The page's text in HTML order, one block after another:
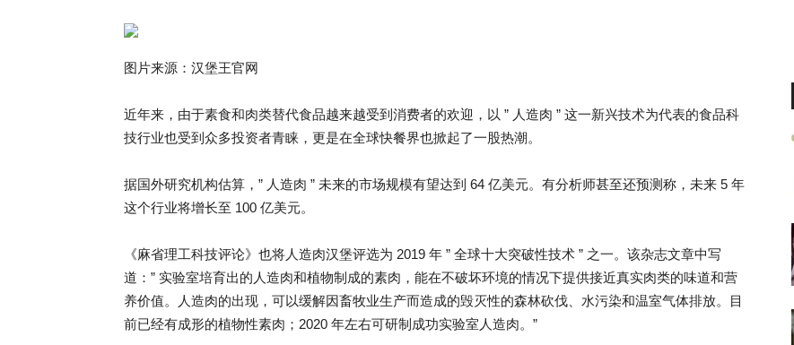
图片来源：汉堡王官网
近年来，由于素食和肉类替代食品越来越受到消费者的欢迎，以 ” 人造肉 ” 这一新兴技术为代表的食品科
技行业也受到众多投资者青睐，更是在全球快餐界也掀起了一股热潮。
据国外研究机构估算，” 人造肉 ” 未来的市场规模有望达到 64 亿美元。有分析师甚至还预测称，未来 5 年
这个行业将增长至 100 亿美元。
《麻省理工科技评论》也将人造肉汉堡评选为 2019 年 ” 全球十大突破性技术 ” 之一。该杂志文章中写
道：” 实验室培育出的人造肉和植物制成的素肉，能在不破坏环境的情况下提供接近真实肉类的味道和营
养价值。人造肉的出现，可以缓解因畜牧业生产而造成的毁灭性的森林砍伐、水污染和温室气体排放。目
前已经有成形的植物性素肉；2020 年左右可研制成功实验室人造肉。”